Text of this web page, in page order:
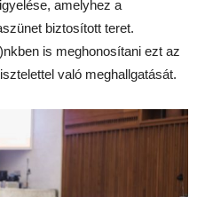
amelyhez a
biztosított teret.
is meghonosítani ezt az
való meghallgatását.